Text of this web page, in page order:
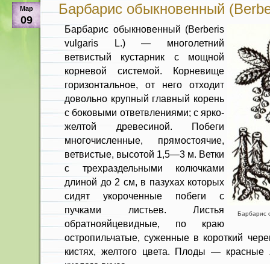
Мар
09
Барбарис обыкновенный
Барбарис
Барбарис обыкновенный (Berberis
vulgaris L.) — многолетний
ветвистый кустарник с мощной
корневой системой. Корневище
горизонтальное, от него отходит
до­вольно крупный главный корень
с боко­выми ответвлениями; с ярко-
желтой древесиной. Побеги
многочисленные, прямостоячие,
ветвистые, высотой 1,5—3 м. Ветки
с трехраздельными колючками
длиной до 2 см, в пазухах которых
сидят укороченные побеги с
пучками листьев. Листья
обратнояйцевидные, по краю
остропильчатые, су­женные в короткий
кистях, желтого цвета. Плоды —